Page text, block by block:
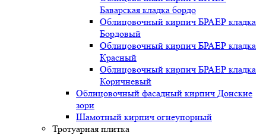
Баварская кладка бордо
Облицовочный кирпич БРАЕР кладка
Бордовый
Облицовочный кирпич БРАЕР кладка
Красный
Облицовочный кирпич БРАЕР кладка
Коричневый
Облицовочный фасадный кирпич Донские
зори
Шамотный кирпич огнеупорный
Тротуарная плитка